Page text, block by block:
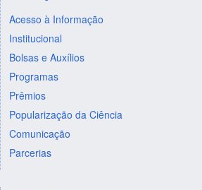
Acesso à Informação
Institucional
Bolsas e Auxílios
Programas
Prêmios
Popularização da Ciência
Comunicação
Parcerias